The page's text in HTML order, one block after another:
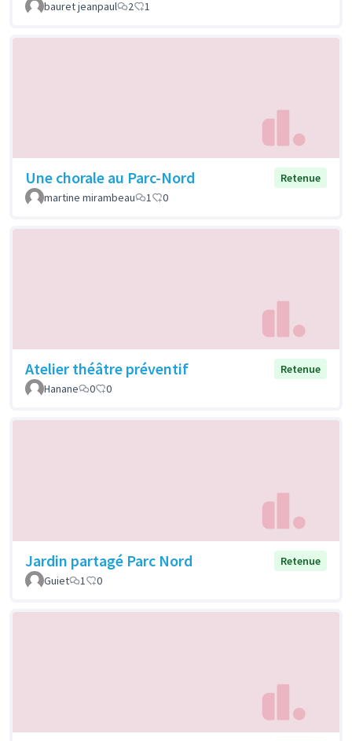
bauret jeanpaul 2 1
Une chorale au Parc-Nord
Retenue
martine mirambeau
1 0
Atelier théâtre préventif
Retenue
Hanane
0 0
Jardin partagé Parc Nord
Retenue
Guiet
1 0